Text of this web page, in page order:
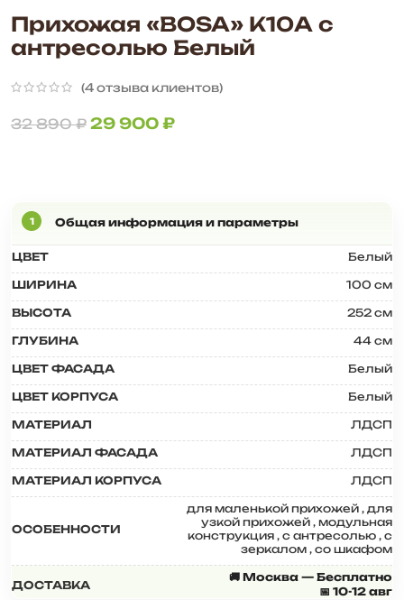
Прихожая «BOSA» К10А с
антресолью Белый
(4отзыва клиентов)
32 890₽ 29 900₽
ЦВЕТ Белый
ШИРИНА 100 см
ВЫСОТА 252 см
ГЛУБИНА 44 см
ЦВЕТ ФАСАДА Белый
ЦВЕТ КОРПУСА Белый
МАТЕРИАЛ ЛДСП
МАТЕРИАЛ ФАСАДА ЛДСП
МАТЕРИАЛ КОРПУСА ЛДСП
ОСОБЕННОСТИ
для маленькой прихожей , для
узкой прихожей , модульная
конструкция , с антресолью , с
зеркалом , со шкафом
ДОСТАВКА
🚚 Москва — Бесплатно
📅 10-12 авг